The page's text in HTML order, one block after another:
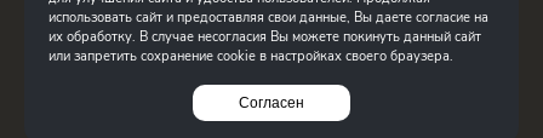
Создание сайта
Интернет-студия LELI
использовать сайт и предоставляя свои данные, Вы даете согласие на
их обработку. В случае несогласия Вы можете покинуть данный сайт
или запретить сохранение cookie в настройках своего браузера.
Согласен